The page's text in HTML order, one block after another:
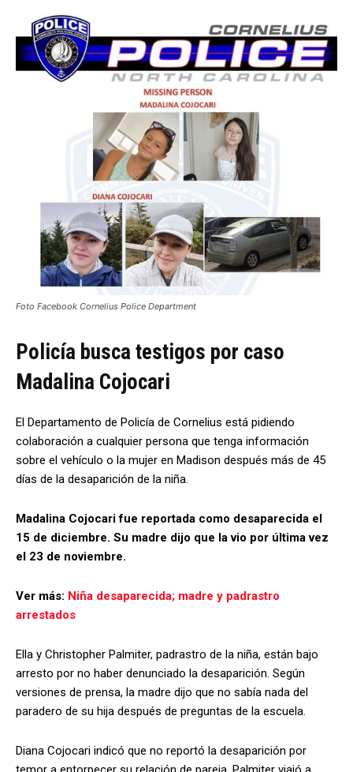
Foto Facebook Cornelius Police Department
Policía busca testigos por caso
Madalina Cojocari
El Departamento de Policía de Cornelius está pidiendo
colaboración a cualquier persona que tenga información
sobre el vehículo o la mujer en Madison después más de 45
días de la desaparición de la niña.
Madalina Cojocari fue reportada como desaparecida el
15 de diciembre. Su madre dijo que la vio por última vez
el 23 de noviembre.
Ver más: Niña desaparecida; madre y padrastro
arrestados
Ella y Christopher Palmiter, padrastro de la niña, están bajo
arresto por no haber denunciado la desaparición. Según
versiones de prensa, la madre dijo que no sabía nada del
paradero de su hija después de preguntas de la escuela.
Diana Cojocari indicó que no reportó la desaparición por